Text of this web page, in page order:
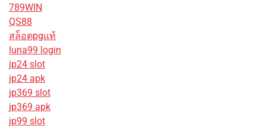
789WIN
QS88
สล็อตpgแท้
luna99 login
jp24 slot
jp24 apk
jp369 slot
jp369 apk
jp99 slot